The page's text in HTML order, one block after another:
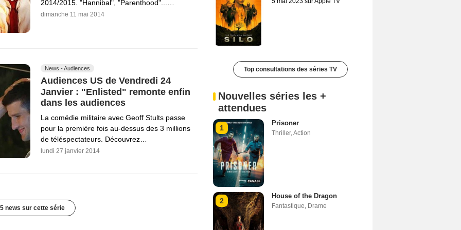
2014/2015. "Hannibal", "Parenthood"...…
dimanche 11 mai 2014
News - Audiences
Audiences US de Vendredi 24
Janvier : "Enlisted" remonte enfin
dans les audiences
La comédie militaire avec Geoff Stults passe
pour la première fois au-dessus des 3 millions
de téléspectateurs. Découvrez…
lundi 27 janvier 2014
news sur cette série
Top consultations des séries TV
Nouvelles séries les +
attendues
1
Prisoner
Thriller,Action
2
House of the Dragon
Fantastique, Drame